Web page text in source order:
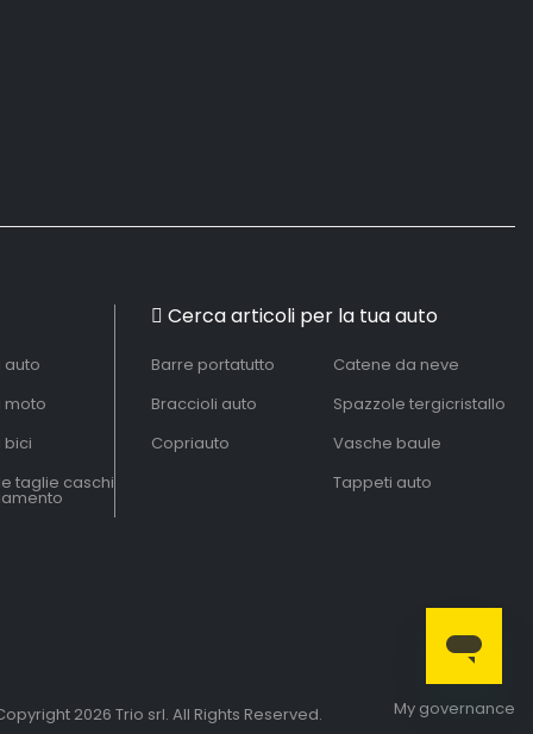
auto
moto
bici
taglie caschi
Cerca articoli per la tua auto
Barre portatutto
Braccioli auto
Copriauto
Catene da neve
Spazzole tergicristallo
Vasche baule
Tappeti auto
My governance
2026 Trio srl. All Rights Reserved.